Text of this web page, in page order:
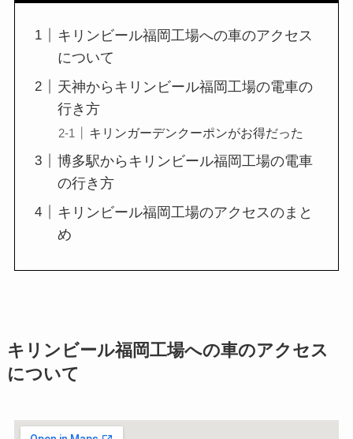
キリンビール福岡工場への車のアクセス
について
天神からキリンビール福岡工場の電車の
行き方
キリンガーデンクーポンがお得だった
博多駅からキリンビール福岡工場の電車
の行き方
キリンビール福岡工場のアクセスのまと
め
キリンビール福岡工場への車のアクセス
について